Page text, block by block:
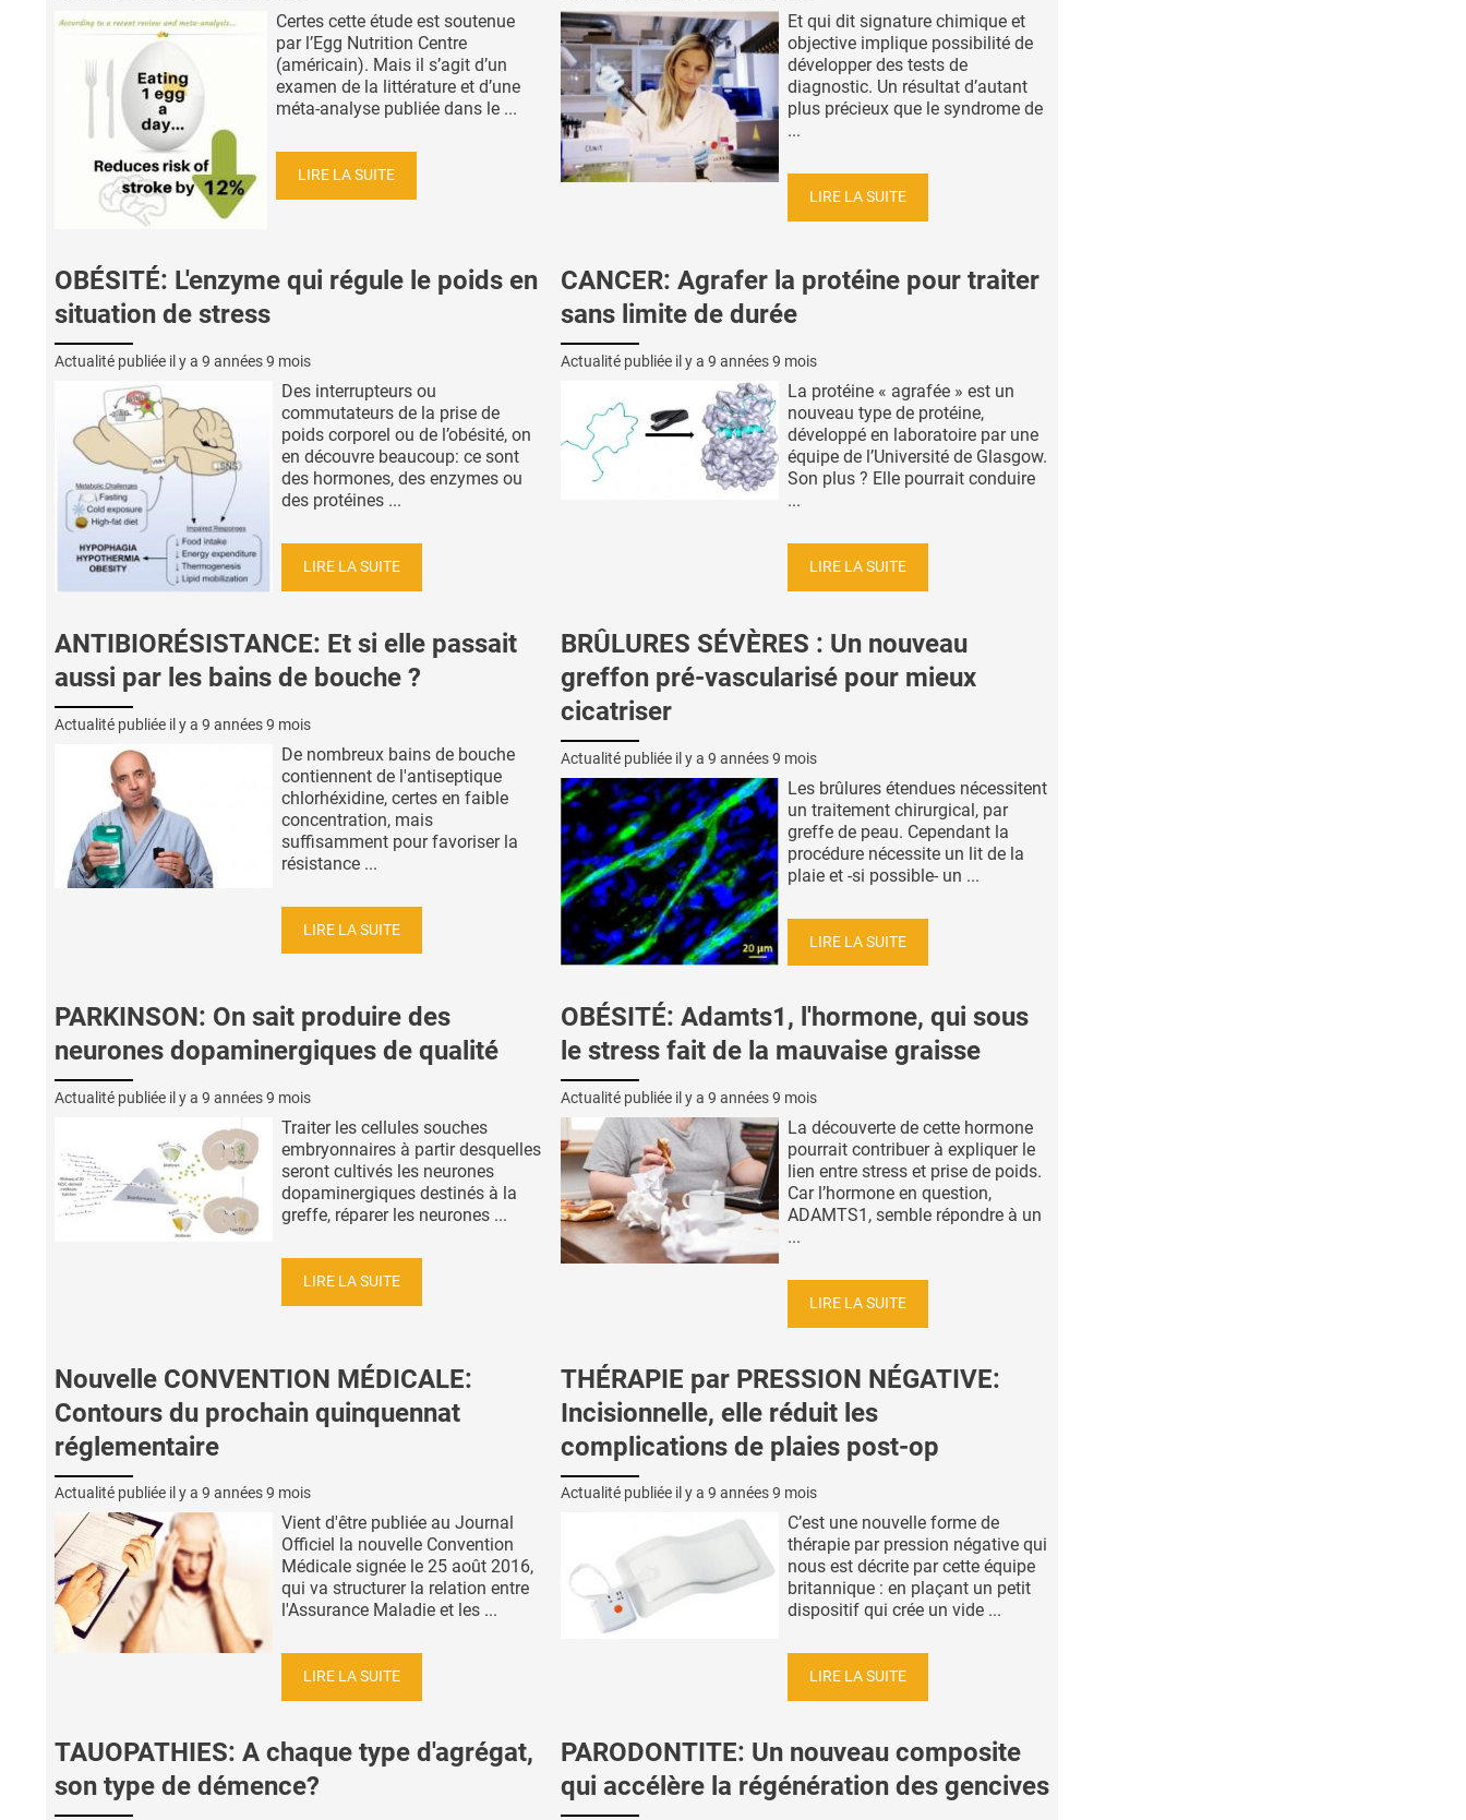
Certes cette étude est soutenue
par l’Egg Nutrition Centre
(américain). Mais il s’agit d’un
examen de la littérature et d’une
méta-analyse publiée dans le ...
LIRE LA SUITE
Et qui dit signature chimique et
objective implique possibilité de
développer des tests de
diagnostic. Un résultat d’autant
plus précieux que le syndrome de
...
LIRE LA SUITE
OBÉSITÉ: L'enzyme qui régule le poids en
situation de stress
Actualité publiée il y a 9 années 9 mois
Des interrupteurs ou
commutateurs de la prise de
poids corporel ou de l’obésité, on
en découvre beaucoup: ce sont
des hormones, des enzymes ou
des protéines ...
LIRE LA SUITE
CANCER: Agrafer la protéine pour traiter
sans limite de durée
Actualité publiée il y a 9 années 9 mois
La protéine « agrafée » est un
nouveau type de protéine,
développé en laboratoire par une
équipe de l’Université de Glasgow.
Son plus ? Elle pourrait conduire
...
LIRE LA SUITE
ANTIBIORÉSISTANCE: Et si elle passait
aussi par les bains de bouche ?
Actualité publiée il y a 9 années 9 mois
De nombreux bains de bouche
contiennent de l'antiseptique
chlorhéxidine, certes en faible
concentration, mais
suffisamment pour favoriser la
résistance ...
LIRE LA SUITE
BRÛLURES SÉVÈRES : Un nouveau
greffon pré-vascularisé pour mieux
cicatriser
Actualité publiée il y a 9 années 9 mois
Les brûlures étendues nécessitent
un traitement chirurgical, par
greffe de peau. Cependant la
procédure nécessite un lit de la
plaie et -si possible- un ...
LIRE LA SUITE
PARKINSON: On sait produire des
neurones dopaminergiques de qualité
Actualité publiée il y a 9 années 9 mois
Traiter les cellules souches
embryonnaires à partir desquelles
seront cultivés les neurones
dopaminergiques destinés à la
greffe, réparer les neurones ...
LIRE LA SUITE
OBÉSITÉ: Adamts1, l'hormone, qui sous
le stress fait de la mauvaise graisse
Actualité publiée il y a 9 années 9 mois
La découverte de cette hormone
pourrait contribuer à expliquer le
lien entre stress et prise de poids.
Car l’hormone en question,
ADAMTS1, semble répondre à un
...
LIRE LA SUITE
Nouvelle CONVENTION MÉDICALE:
Contours du prochain quinquennat
réglementaire
Actualité publiée il y a 9 années 9 mois
Vient d'être publiée au Journal
Officiel la nouvelle Convention
Médicale signée le 25 août 2016,
qui va structurer la relation entre
l'Assurance Maladie et les ...
LIRE LA SUITE
THÉRAPIE par PRESSION NÉGATIVE:
Incisionnelle, elle réduit les
complications de plaies post-op
Actualité publiée il y a 9 années 9 mois
C’est une nouvelle forme de
thérapie par pression négative qui
nous est décrite par cette équipe
britannique : en plaçant un petit
dispositif qui crée un vide ...
LIRE LA SUITE
TAUOPATHIES: A chaque type d'agrégat,
son type de démence?
PARODONTITE: Un nouveau composite
qui accélère la régénération des gencives